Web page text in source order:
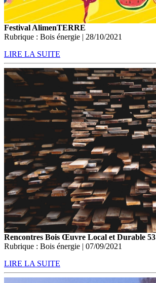
Festival AlimenTERRE
Rubrique : Bois énergie | 28/10/2021
LIRE LA SUITE
Rencontres Bois Œuvre Local et Durable 53
Rubrique : Bois énergie | 07/09/2021
LIRE LA SUITE